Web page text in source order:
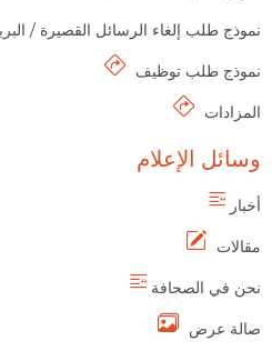
نموذج طلب إلغاء الرسائل القصيرة /
نموذج طلب توظيف
المزادات
وسائل الإعلام
أخبار
مقالات
نحن في الصحافة
صالة عرض